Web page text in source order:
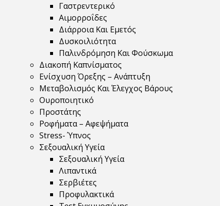
Γαστρεντερικό
Αιμορροΐδες
Διάρροια Και Εμετός
Δυσκοιλιότητα
Παλινδρόμηση Και Φούσκωμα
Διακοπή Καπνίσματος
Ενίσχυση Όρεξης – Ανάπτυξη
Μεταβολισμός Και Έλεγχος Βάρους
Ουροποιητικό
Προστάτης
Ροφήματα – Αφεψήματα
Stress- Ύπνος
Σεξουαλική Υγεία
Σεξουαλική Υγεία
Λιπαντικά
Σερβιέτες
Προφυλακτικά